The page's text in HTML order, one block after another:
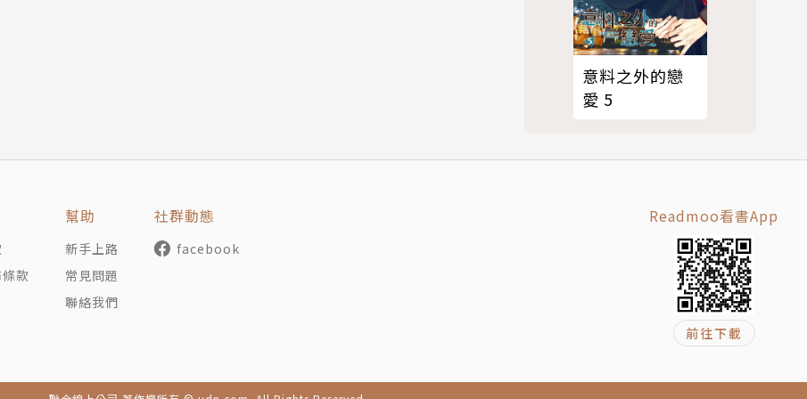
意料之外的戀
愛 5
款
幫助
新手上路
常見問題
聯絡我們
社群動態
facebook
Readmoo看書App
前往下載